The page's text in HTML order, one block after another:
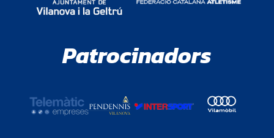
Patrocinadors